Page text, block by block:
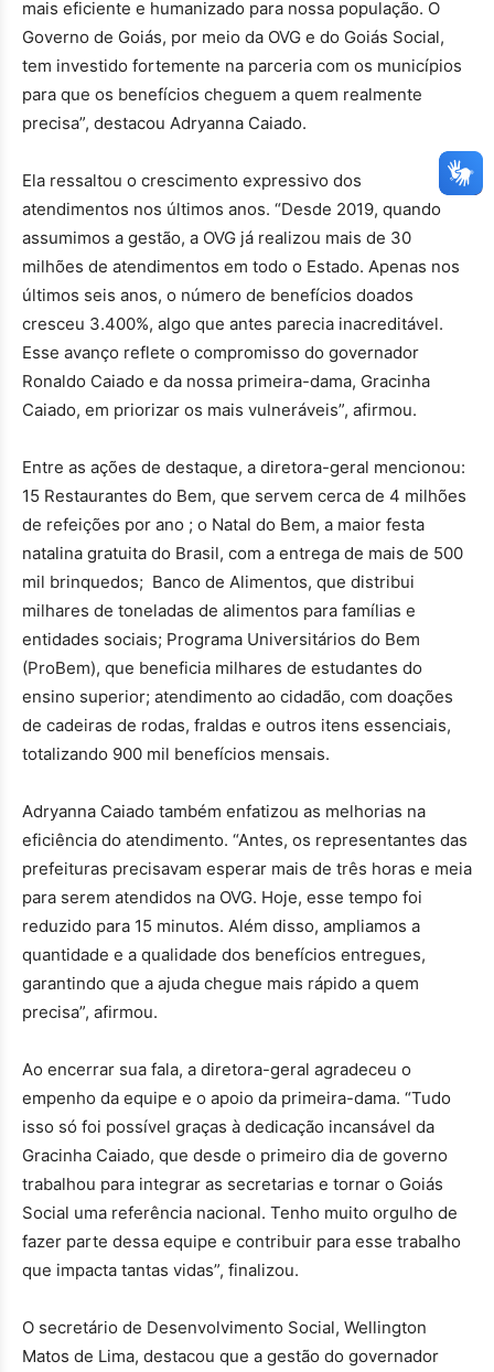
mais eficiente e humanizado para nossa população. O
Governo de Goiás, por meio da OVG e do Goiás Social,
tem investido fortemente na parceria com os municípios
para que os benefícios cheguem a quem realmente
precisa”, destacou Adryanna Caiado.
Ela ressaltou o crescimento expressivo dos
atendimentos nos últimos anos. “Desde 2019, quando
assumimos a gestão, a OVG já realizou mais de 30
milhões de atendimentos em todo o Estado. Apenas nos
últimos seis anos, o número de benefícios doados
cresceu 3.400%, algo que antes parecia inacreditável.
Esse avanço reflete o compromisso do governador
Ronaldo Caiado e da nossa primeira-dama, Gracinha
Caiado, em priorizar os mais vulneráveis”, afirmou.
Entre as ações de destaque, a diretora-geral mencionou:
15 Restaurantes do Bem, que servem cerca de 4 milhões
de refeições por ano ; o Natal do Bem, a maior festa
natalina gratuita do Brasil, com a entrega de mais de 500
mil brinquedos; Banco de Alimentos, que distribui
milhares de toneladas de alimentos para famílias e
entidades sociais; Programa Universitários do Bem
(ProBem), que beneficia milhares de estudantes do
ensino superior; atendimento ao cidadão, com doações
de cadeiras de rodas, fraldas e outros itens essenciais,
totalizando 900 mil benefícios mensais.
Adryanna Caiado também enfatizou as melhorias na
eficiência do atendimento. “Antes, os representantes das
prefeituras precisavam esperar mais de três horas e meia
para serem atendidos na OVG. Hoje, esse tempo foi
reduzido para 15 minutos. Além disso, ampliamos a
quantidade e a qualidade dos benefícios entregues,
garantindo que a ajuda chegue mais rápido a quem
precisa”, afirmou.
Ao encerrar sua fala, a diretora-geral agradeceu o
empenho da equipe e o apoio da primeira-dama. “Tudo
isso só foi possível graças à dedicação incansável da
Gracinha Caiado, que desde o primeiro dia de governo
trabalhou para integrar as secretarias e tornar o Goiás
Social uma referência nacional. Tenho muito orgulho de
fazer parte dessa equipe e contribuir para esse trabalho
que impacta tantas vidas”, finalizou.
O secretário de Desenvolvimento Social, Wellington
Matos de Lima, destacou que a gestão do governador